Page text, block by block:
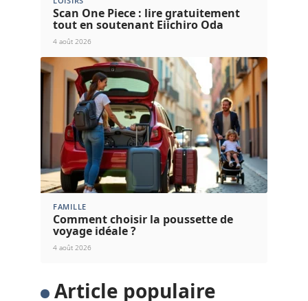
Scan One Piece : lire gratuitement
tout en soutenant Eiichiro Oda
4 août 2026
FAMILLE
Comment choisir la poussette de
voyage idéale ?
4 août 2026
Article populaire